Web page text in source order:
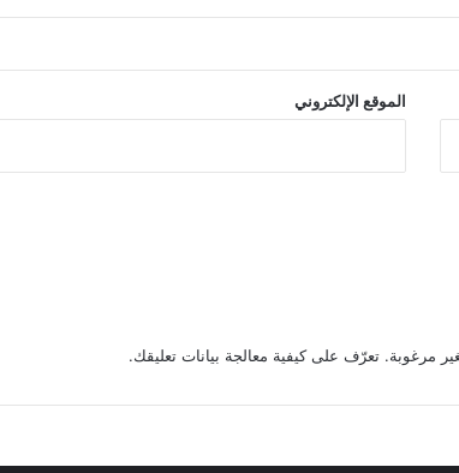
الموقع الإلكتروني
تعرّف على كيفية معالجة بيانات تعليقك.